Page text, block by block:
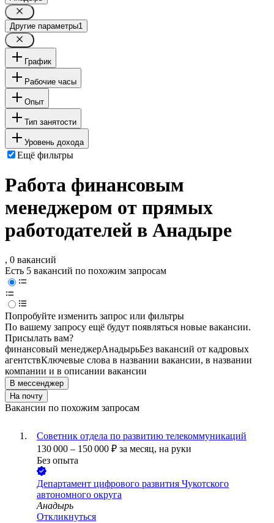
Другие параметры1
График
Рабочие часы
Опыт
Тип занятости
Уровень дохода
Ещё фильтры
Работа финансовым
менеджером от прямых
работодателей в Анадыре
, 0 вакансий
Есть 5 вакансий по похожим запросам
Попробуйте изменить запрос или фильтры
По вашему запросу ещё будут появляться новые вакансии.
Присылать вам?
финансовый менеджерАнадырьБез вакансий от кадровых
агентствКлючевые слова в названии вакансии, в названии
компании и в описании вакансии
В мессенджер
На почту
Вакансии по похожим запросам
Советник отдела по развитию телекоммуникаций
130 000 – 150 000 ₽ за месяц, на руки
Без опыта
Департамент цифрового развития Чукотского
автономного округа
Анадырь
Откликнуться